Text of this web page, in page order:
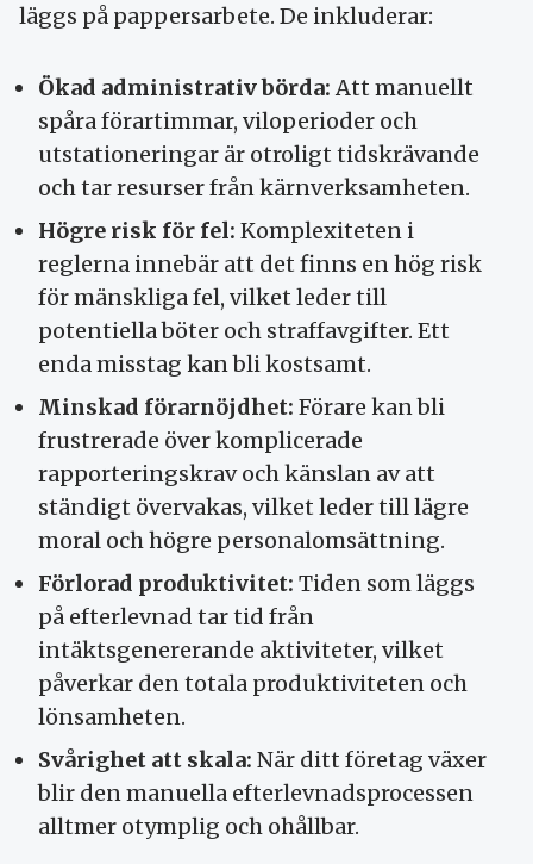
läggs på pappersarbete. De inkluderar:
Ökad administrativ börda:Att manuellt
spåra förartimmar, viloperioder och
utstationeringar är otroligt tidskrävande
och tar resurser från kärnverksamheten.
Högre risk för fel: Komplexiteten i
reglerna innebär att det finns en hög risk
för mänskliga fel, vilket leder till
potentiella böter och straffavgifter. Ett
enda misstag kan bli kostsamt.
Minskad förarnöjdhet: Förare kan bli
frustrerade över komplicerade
rapporteringskrav och känslan av att
ständigt övervakas, vilket leder till lägre
moral och högre personalomsättning.
Förlorad produktivitet: Tiden som läggs
på efterlevnad tar tid från
intäktsgenererande aktiviteter, vilket
påverkar den totala produktiviteten och
lönsamheten.
Svårighet att skala: När ditt företag växer
blir den manuella efterlevnadsprocessen
alltmer otymplig och ohållbar.